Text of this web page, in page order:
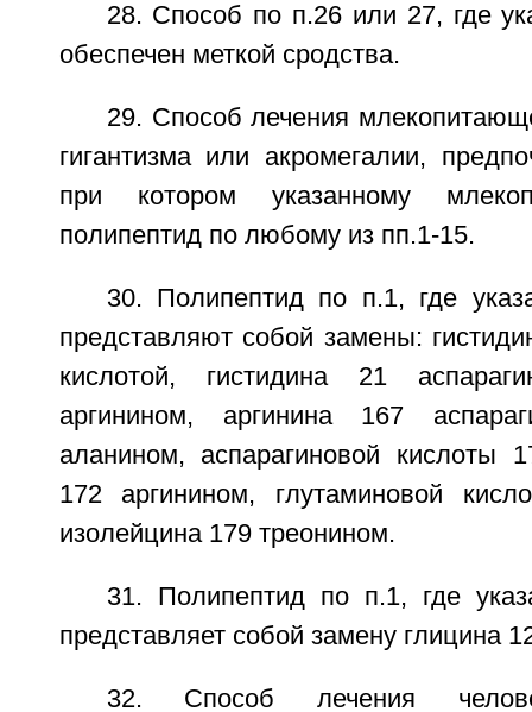
28. Способ по п.26 или 27, где
обеспечен меткой сродства.
29. Способ лечения
гигантизма или акромегалии,
при котором указанному
полипептид по любому из пп.1-15.
30. Полипептид по п.1, где
представляют собой замены:
кислотой, гистидина 21
аргинином, аргинина 167
аланином, аспарагиновой кислоты
172 аргинином, глутаминовой
изолейцина 179 треонином.
31. Полипептид по п.1, где
представляет собой замену глицина
32. Способ лечения